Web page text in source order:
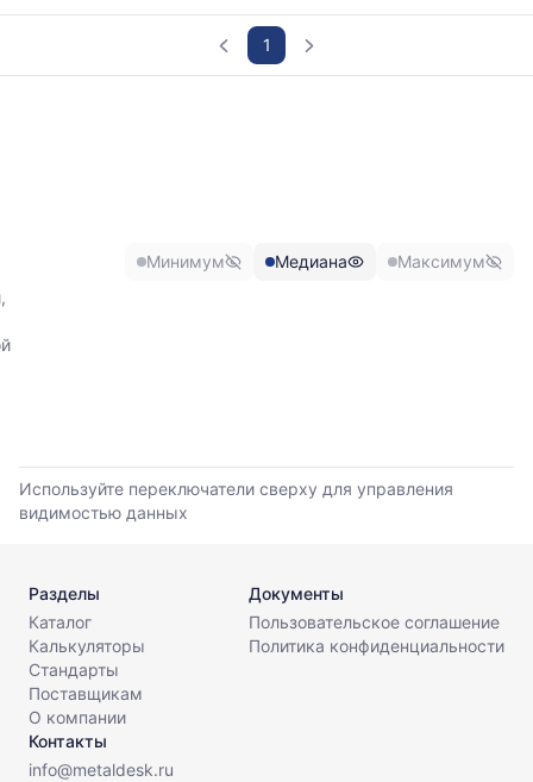
рассчитывается
поставщиков
1
6
месяцев.
Используйте
тренд
разброс
цен
на
рынке.
Период
Минимум Медиана Максимум
Используйте переключатели сверху для управления
видимостью данных
Разделы
Каталог
Калькуляторы
Стандарты
Поставщикам
О компании
Документы
Пользовательское соглашение
Политика конфиденциальности
Контакты
info@metaldesk.ru